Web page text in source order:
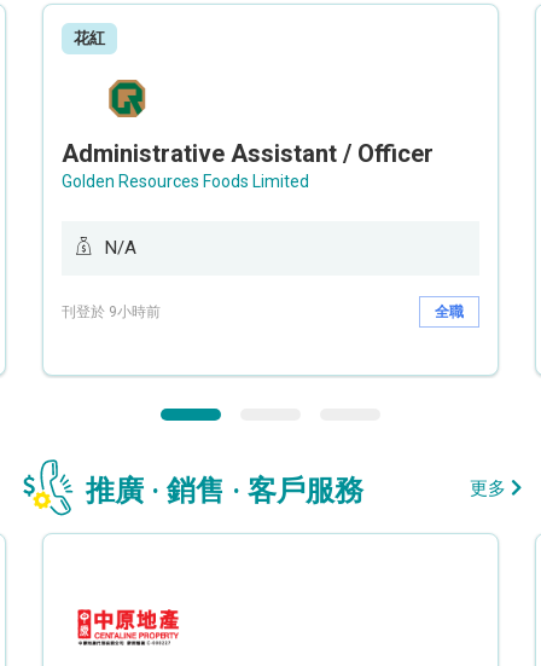
花紅
Administrative Assistant / Officer
Golden Resources Foods Limited
N/A
刊登於 9小時前 全職
推廣 · 銷售 · 客戶服務 更多